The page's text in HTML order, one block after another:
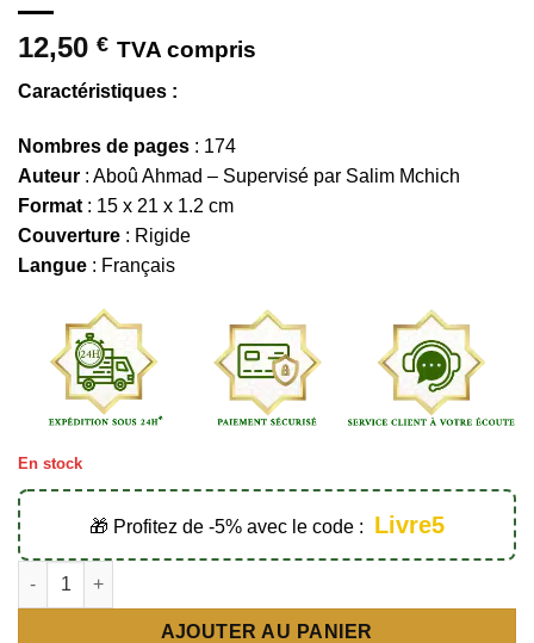
12,50 € TVA compris
Caractéristiques :
Nombres de pages : 174
Auteur : Aboû Ahmad – Supervisé par Salim Mchich
Format : 15 x 21 x 1.2 cm
Couverture : Rigide
Langue : Français
En stock
🎁 Profitez de -5% avec le code : Livre5
quantité de Mini guide illustré des 100 bonnes manières en
AJOUTER AU PANIER